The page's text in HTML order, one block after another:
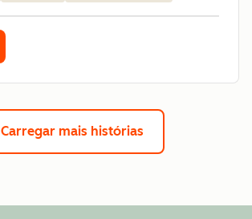
Carregar mais histórias